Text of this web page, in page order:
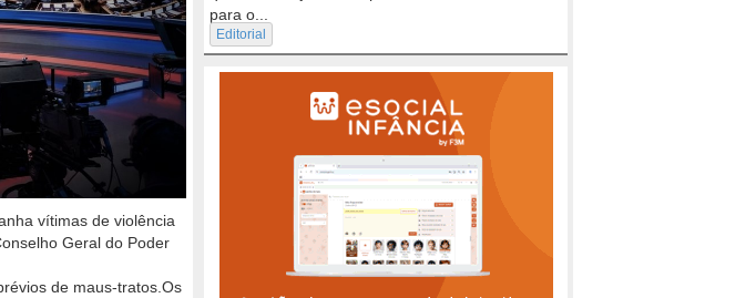
vítimas de violência
Geral do Poder
de maus-tratos.Os
para o...
Editorial